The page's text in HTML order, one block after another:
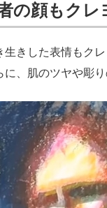
の顔もクレ
きした表情もク
、肌のツヤや彫